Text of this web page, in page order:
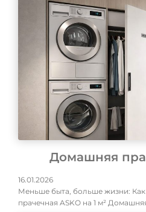
Домашняя
16.01.2026
Меньше быта, больше жизни:
прачечная ASKO на 1 м²